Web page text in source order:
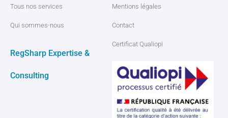
Tous nos services
Qui sommes-nous
RegSharp Expertise &
Consulting
Mentions légales
Contact
Certificat Qualiopi